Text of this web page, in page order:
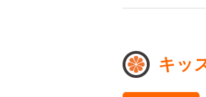
キッ